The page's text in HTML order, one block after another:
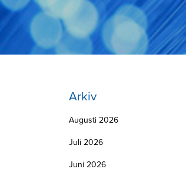
Arkiv
Augusti 2026
Juli 2026
Juni 2026